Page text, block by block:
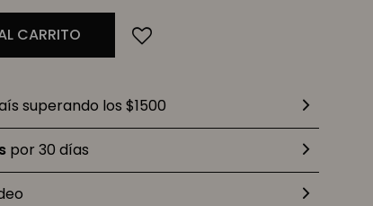
CARRITO
superando los $1500
por 30 días